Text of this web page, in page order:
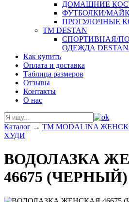
ДОМАШНИЕ
ФУТБОЛКИ/
ПРОГУЛОЧНЫЕ
ТМ DESTAN
СПОРТИВНАЯ/
ОДЕЖДА DESTAN
Как купить
Оплата и доставка
Таблица размеров
Отзывы
Контакты
О нас
Каталог → ТМ MODALINA
ХУДИ
ВОДОЛАЗКА
46675 (ЧЕРНЫЙ)